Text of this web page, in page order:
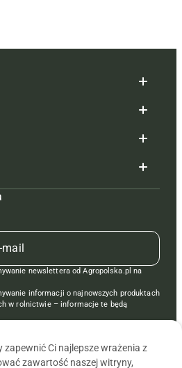
newslettera od Agropolska.pl na
informacji o najnowszych produktach
w rolnictwie – informacje te będą
zapewnić Ci najlepsze wrażenia z
zawartość naszej witryny,